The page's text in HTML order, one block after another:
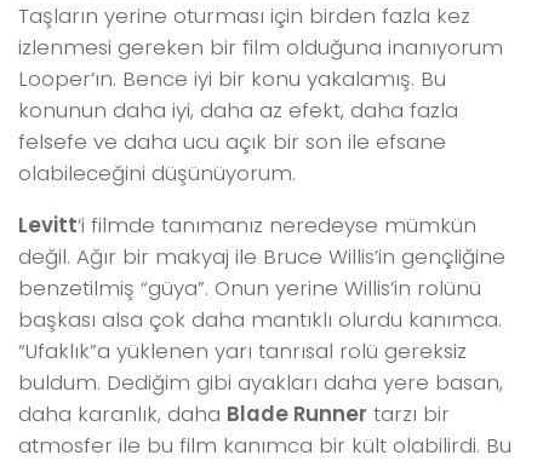
Taşların yerine oturması için birden fazla kez
izlenmesi gereken bir film olduğuna inanıyorum
Looper’ın. Bence iyi bir konu yakalamış. Bu
konunun daha iyi, daha az efekt, daha fazla
felsefe ve daha ucu açık bir son ile efsane
olabileceğini düşünüyorum.
Levitt‘i filmde tanımanız neredeyse mümkün
değil. Ağır bir makyaj ile Bruce Willis’in gençliğine
benzetilmiş “güya”. Onun yerine Willis’in rolünü
başkası alsa çok daha mantıklı olurdu kanımca.
“Ufaklık”a yüklenen yarı tanrısal rolü gereksiz
buldum. Dediğim gibi ayakları daha yere basan,
daha karanlık, daha Blade Runner tarzı bir
atmosfer ile bu film kanımca bir kült olabilirdi. Bu